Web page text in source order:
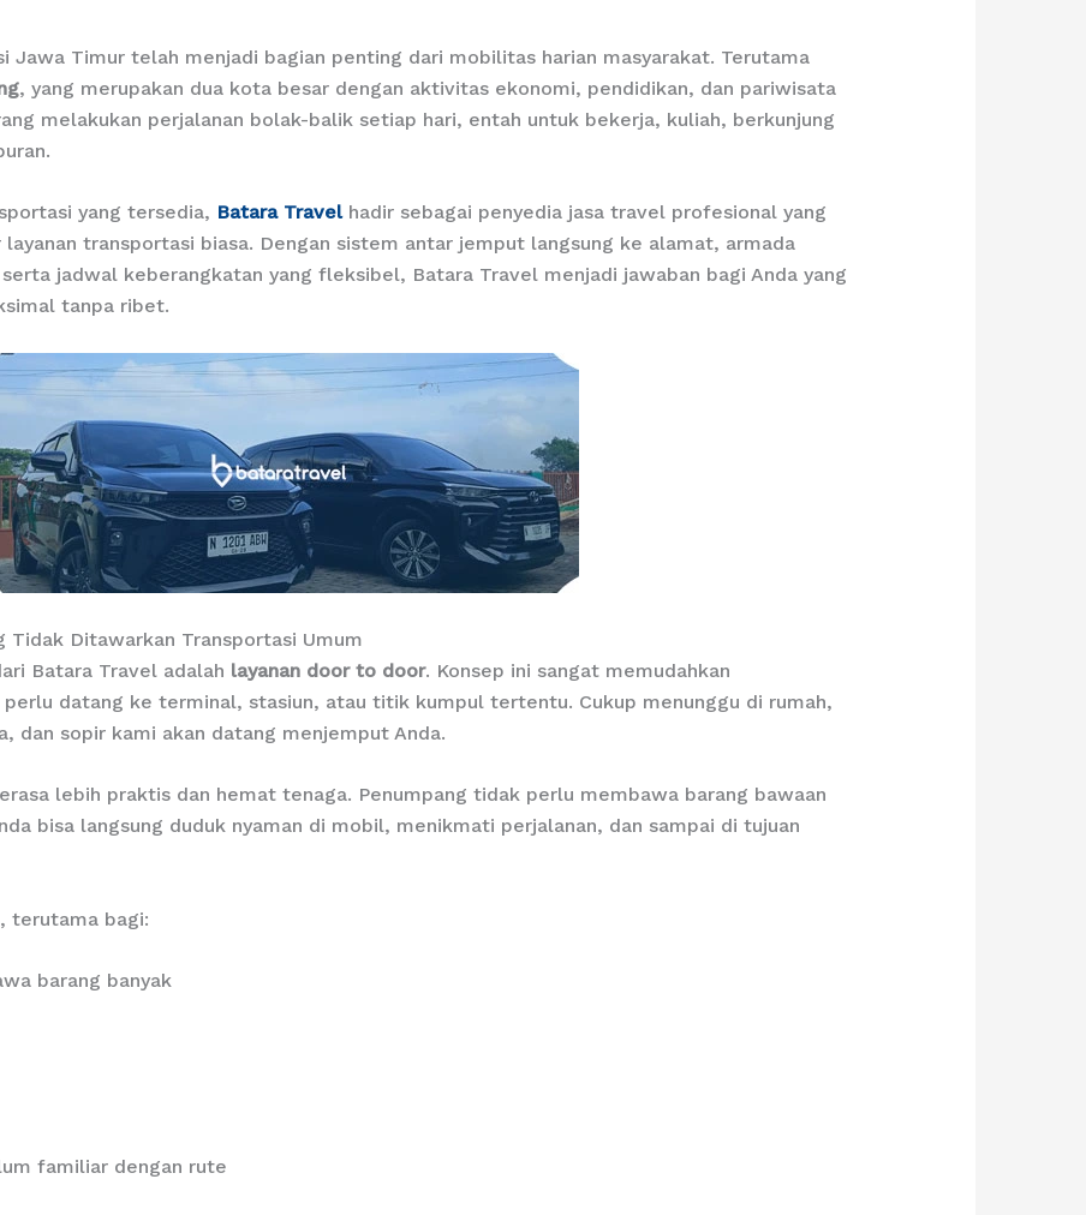
Jawa Timur telah menjadi bagian penting dari mobilitas harian masyarakat. Terutama
, yang merupakan dua kota besar dengan aktivitas ekonomi, pendidikan, dan pariwisata
melakukan perjalanan bolak-balik setiap hari, entah untuk bekerja, kuliah, berkunjung
yang tersedia, Batara Travelhadir sebagai penyedia jasa travel profesional yang
transportasi biasa. Dengan sistem antar jemput langsung ke alamat, armada
jadwal keberangkatan yang fleksibel, Batara Travel menjadi jawaban bagi Anda yang
tanpa ribet.
Tidak Ditawarkan Transportasi Umum
Batara Travel adalah layanan door to door. Konsep ini sangat memudahkan
perlu datang ke terminal, stasiun, atau titik kumpul tertentu. Cukup menunggu di rumah,
dan sopir kami akan datang menjemput Anda.
lebih praktis dan hemat tenaga. Penumpang tidak perlu membawa barang bawaan
bisa langsung duduk nyaman di mobil, menikmati perjalanan, dan sampai di tujuan
terutama bagi:
barang banyak
familiar dengan rute